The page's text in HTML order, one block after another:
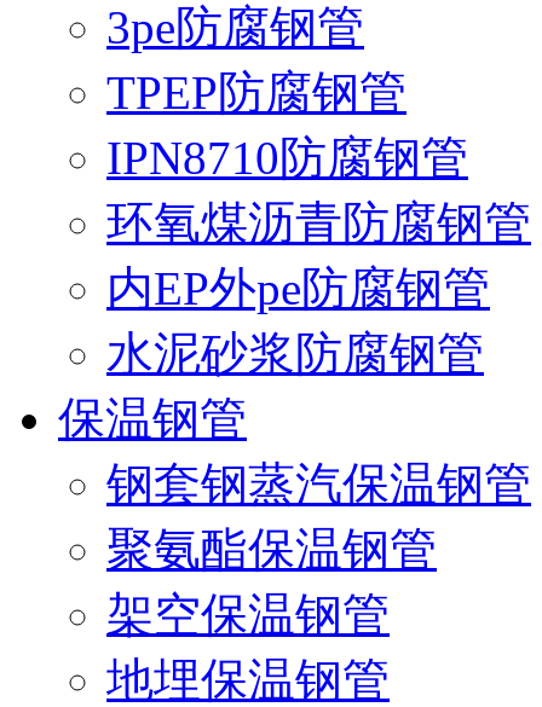
3pe防腐钢管
TPEP防腐钢管
IPN8710防腐钢管
环氧煤沥青防腐钢管
内EP外pe防腐钢管
水泥砂浆防腐钢管
保温钢管
钢套钢蒸汽保温钢管
聚氨酯保温钢管
架空保温钢管
地埋保温钢管